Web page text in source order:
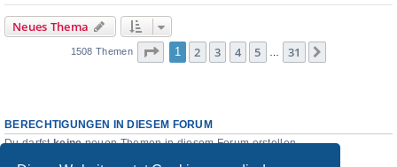
Neues Thema
1508 Themen Seite 1von 31
1 2 3 4 5 31
BERECHTIGUNGEN IN DIESEM FORUM
Du darfstkeineneuen Themen in diesem Forum erstellen.